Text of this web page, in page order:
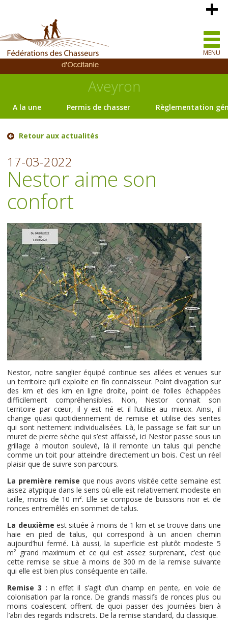
MENU
Aveyron
A la une Permis de chasser Règlementation
Retour aux actualités
17-03-2022
Nestor aime son
confort
Nestor, notre sanglier équipé continue ses allées et venues sur
un territoire qu’il exploite en fin connaisseur. Point divagation sur
des km et des km en ligne droite, point de folles échappées
difficilement compréhensibles. Non, Nestor connait son
territoire par cœur, il y est né et il l’utilise au mieux. Ainsi, il
change quasi quotidiennement de remise et utilise des sentes
qui sont nettement individualisées. Là, le passage se fait sur un
muret de pierre sèche qui s’est affaissé, ici Nestor passe sous un
grillage à mouton soulevé, là il remonte un talus qui penche
comme un toit pour atteindre directement un bois. C’est un réel
plaisir que de suivre son parcours.
La première remise que nous avons visitée cette semaine est
assez atypique dans le sens où elle est relativement modeste en
taille, moins de 10 m². Elle se compose de buissons noir et de
ronces entremêlés en sommet de talus.
La deuxième est située à moins de 1 km et se trouve dans une
haie en pied de talus, qui correspond à un ancien chemin
aujourd’hui fermé. Là aussi, la superficie est plutôt modeste 5
m² grand maximum et ce qui est assez surprenant, c’est que
cette remise se situe à moins de 300 m de la remise suivante
qui elle est bien plus conséquente en taille.
Remise 3 : n effet il s’agit d’un champ en pente, en voie de
colonisation par la ronce. De grands massifs de ronces plus ou
moins coalescent offrent de quoi passer des journées bien à
l’abri des regards indiscrets. De la remise standard, du classique.